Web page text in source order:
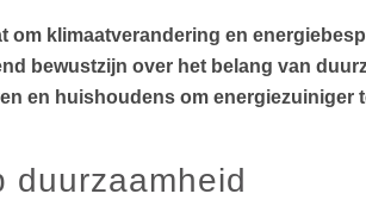
om klimaatverandering en
bewustzijn over het belang van
en huishoudens om energiezuiniger
duurzaamheid